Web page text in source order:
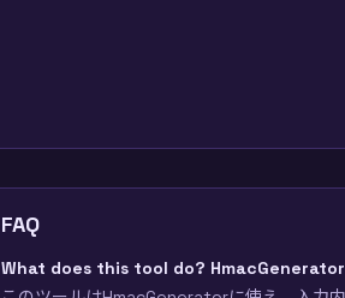
FAQ
What does this tool do?